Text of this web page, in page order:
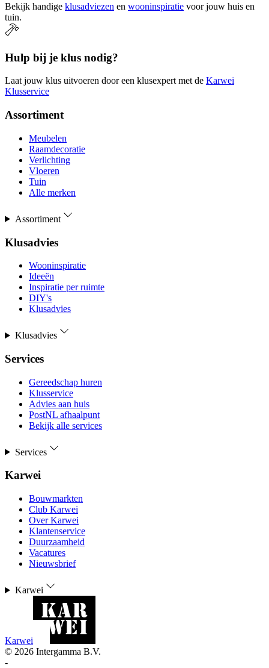
Bekijk handige klusadviezen en wooninspiratie voor jouw huis en
tuin.
Hulp bij je klus nodig?
Laat jouw klus uitvoeren door een klusexpert met de Karwei
Klusservice
Assortiment
Meubelen
Raamdecoratie
Verlichting
Vloeren
Tuin
Alle merken
Assortiment
Klusadvies
Wooninspiratie
Ideeën
Inspiratie per ruimte
DIY's
Klusadvies
Klusadvies
Services
Gereedschap huren
Klusservice
Advies aan huis
PostNL afhaalpunt
Bekijk alle services
Services
Karwei
Bouwmarkten
Club Karwei
Over Karwei
Klantenservice
Duurzaamheid
Vacatures
Nieuwsbrief
Karwei
Karwei
© 2026 Intergamma B.V.
-